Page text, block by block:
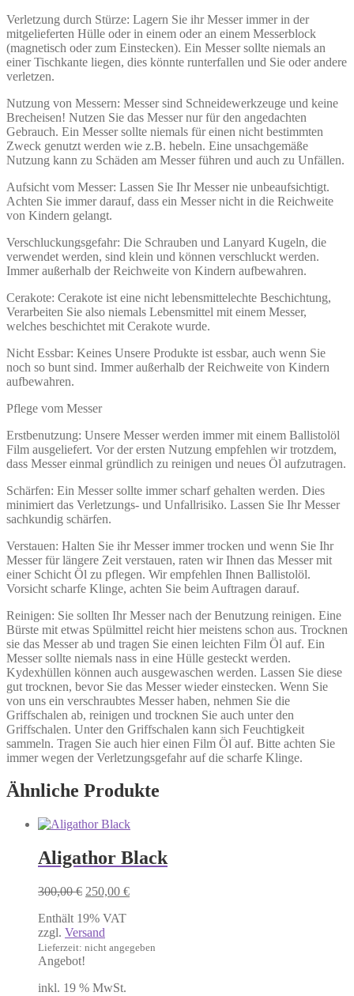
Verletzung durch Stürze: Lagern Sie ihr Messer immer in der
mitgelieferten Hülle oder in einem oder an einem Messerblock
(magnetisch oder zum Einstecken). Ein Messer sollte niemals an
einer Tischkante liegen, dies könnte runterfallen und Sie oder andere
verletzen.
Nutzung von Messern: Messer sind Schneidewerkzeuge und keine
Brecheisen! Nutzen Sie das Messer nur für den angedachten
Gebrauch. Ein Messer sollte niemals für einen nicht bestimmten
Zweck genutzt werden wie z.B. hebeln. Eine unsachgemäße
Nutzung kann zu Schäden am Messer führen und auch zu Unfällen.
Aufsicht vom Messer: Lassen Sie Ihr Messer nie unbeaufsichtigt.
Achten Sie immer darauf, dass ein Messer nicht in die Reichweite
von Kindern gelangt.
Verschluckungsgefahr: Die Schrauben und Lanyard Kugeln, die
verwendet werden, sind klein und können verschluckt werden.
Immer außerhalb der Reichweite von Kindern aufbewahren.
Cerakote: Cerakote ist eine nicht lebensmittelechte Beschichtung,
Verarbeiten Sie also niemals Lebensmittel mit einem Messer,
welches beschichtet mit Cerakote wurde.
Nicht Essbar: Keines Unsere Produkte ist essbar, auch wenn Sie
noch so bunt sind. Immer außerhalb der Reichweite von Kindern
aufbewahren.
Pflege vom Messer
Erstbenutzung: Unsere Messer werden immer mit einem Ballistolöl
Film ausgeliefert. Vor der ersten Nutzung empfehlen wir trotzdem,
dass Messer einmal gründlich zu reinigen und neues Öl aufzutragen.
Schärfen: Ein Messer sollte immer scharf gehalten werden. Dies
minimiert das Verletzungs- und Unfallrisiko. Lassen Sie Ihr Messer
sachkundig schärfen.
Verstauen: Halten Sie ihr Messer immer trocken und wenn Sie Ihr
Messer für längere Zeit verstauen, raten wir Ihnen das Messer mit
einer Schicht Öl zu pflegen. Wir empfehlen Ihnen Ballistolöl.
Vorsicht scharfe Klinge, achten Sie beim Auftragen darauf.
Reinigen: Sie sollten Ihr Messer nach der Benutzung reinigen. Eine
Bürste mit etwas Spülmittel reicht hier meistens schon aus. Trocknen
sie das Messer ab und tragen Sie einen leichten Film Öl auf. Ein
Messer sollte niemals nass in eine Hülle gesteckt werden.
Kydexhüllen können auch ausgewaschen werden. Lassen Sie diese
gut trocknen, bevor Sie das Messer wieder einstecken. Wenn Sie
von uns ein verschraubtes Messer haben, nehmen Sie die
Griffschalen ab, reinigen und trocknen Sie auch unter den
Griffschalen. Unter den Griffschalen kann sich Feuchtigkeit
sammeln. Tragen Sie auch hier einen Film Öl auf. Bitte achten Sie
immer wegen der Verletzungsgefahr auf die scharfe Klinge.
Ähnliche Produkte
Aligathor Black
300,00€ Ursprünglicher
war:
300,00 €
250,00 €Aktueller
Enthält 19% VAT
zzgl. Versand
Lieferzeit: nicht angegeben
Angebot!
inkl. 19 % MwSt.